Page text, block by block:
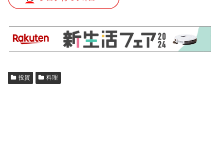
投資 料理